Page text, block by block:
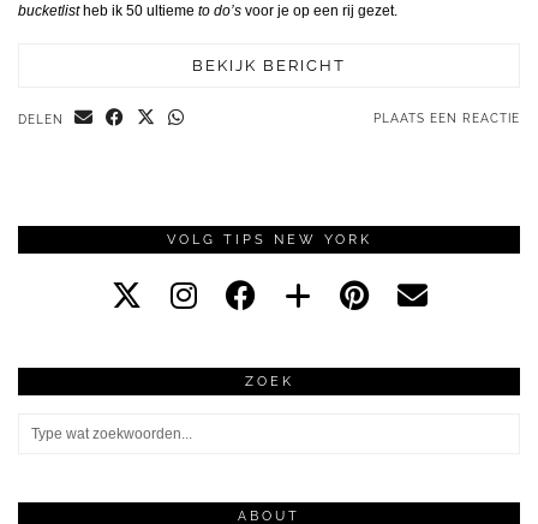
bucketlistheb ik 50 ultieme to do’s voor je op een rij gezet.
BEKIJK BERICHT
DELEN PLAATS EEN REACTIE
VOLG TIPS NEW YORK
ZOEK
ABOUT